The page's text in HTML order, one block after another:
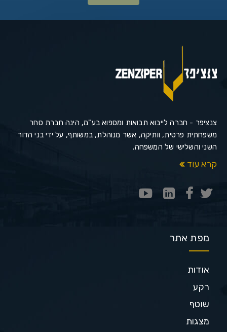
צנציפר - חברה לייבוא תבואות ומספוא בע"מ, הינה חברת סחר
משפחתית פרטית, וותיקה, אשר מנוהלת, במשותף, על ידי בני הדור
השני והשלישי של המשפחה.
קרא עוד
מפת אתר
אודות
רקע
שוטף
מצגות